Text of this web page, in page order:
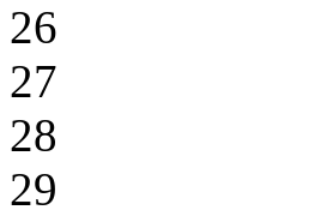
26
27
28
29